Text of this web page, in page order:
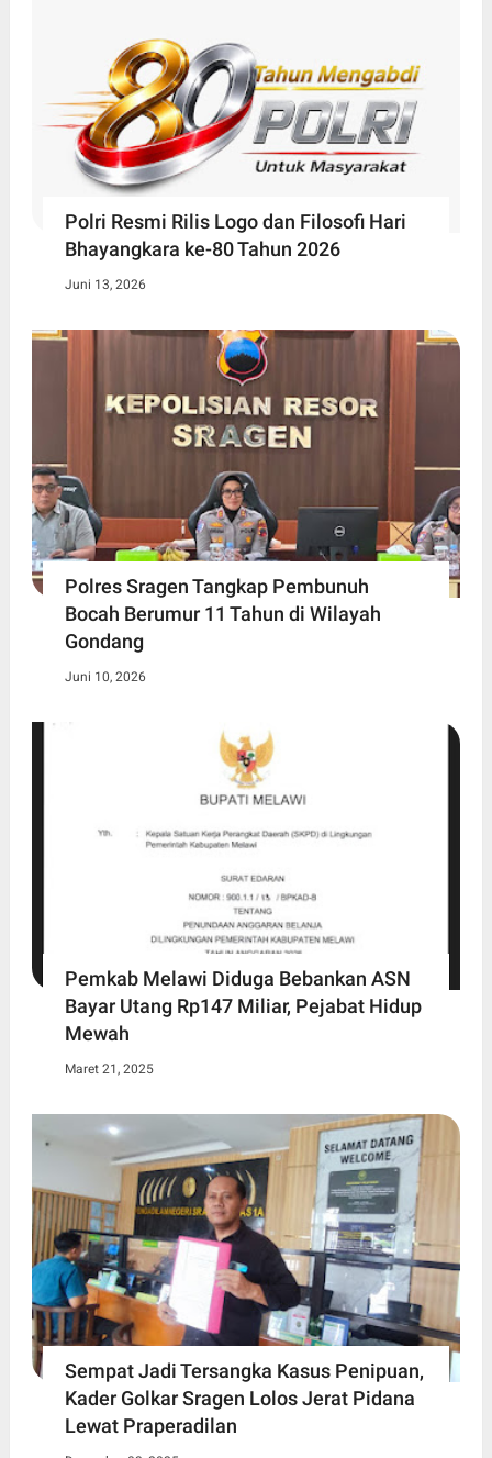
Polri Resmi Rilis Logo dan Filosofi Hari
Bhayangkara ke-80 Tahun 2026
Juni 13, 2026
Polres Sragen Tangkap Pembunuh
Bocah Berumur 11 Tahun di Wilayah
Gondang
Juni 10, 2026
Pemkab Melawi Diduga Bebankan ASN
Bayar Utang Rp147 Miliar, Pejabat Hidup
Mewah
Maret 21, 2025
Sempat Jadi Tersangka Kasus Penipuan,
Kader Golkar Sragen Lolos Jerat Pidana
Lewat Praperadilan